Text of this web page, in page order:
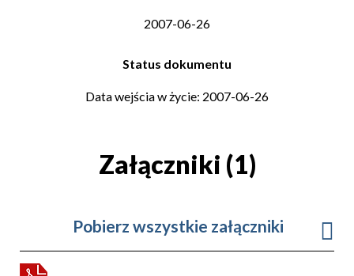
2007-06-26
Status dokumentu
Data wejścia w życie: 2007-06-26
Załączniki (1)
Pobierz wszystkie załączniki